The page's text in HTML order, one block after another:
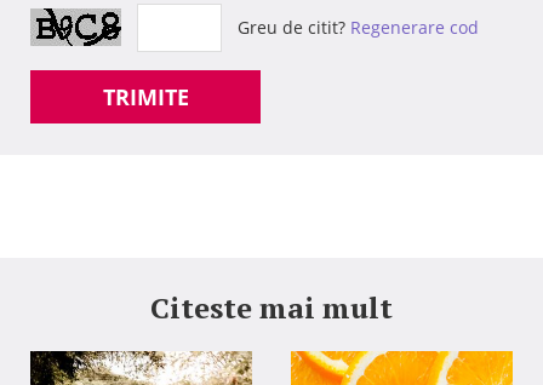
Greu de citit? Regenerare cod
TRIMITE
Citeste mai mult